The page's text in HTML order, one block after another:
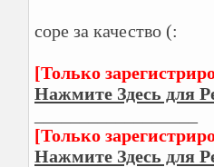
соре за качество (:
[Только
Нажмите Здесь для
[Только
Нажмите Здесь для